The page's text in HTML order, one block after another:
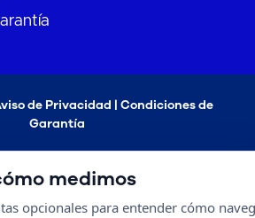
de Privacidad | Condiciones de
Garantía
medimos
opcionales para entender cómo